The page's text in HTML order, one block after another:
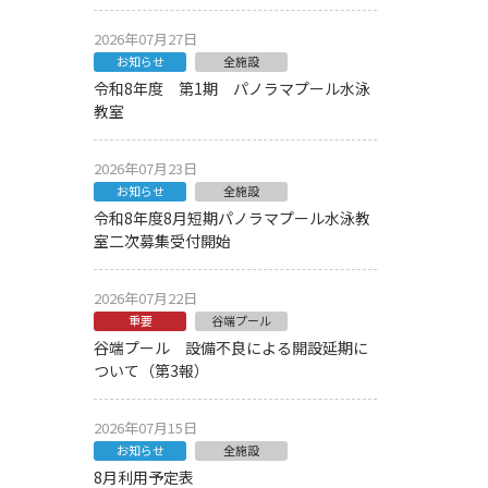
2026年07月27日
お知らせ 全施設
令和8年度 第1期 パノラマプール水泳
教室
2026年07月23日
お知らせ 全施設
令和8年度8月短期パノラマプール水泳教
室二次募集受付開始
2026年07月22日
重要 谷端プール
谷端プール 設備不良による開設延期に
ついて（第3報）
2026年07月15日
お知らせ 全施設
8月利用予定表